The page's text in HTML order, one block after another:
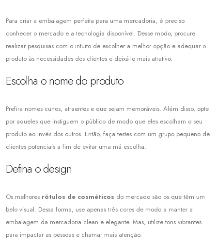
Para criar a embalagem perfeita para uma mercadoria, é preciso
conhecer o mercado e a tecnologia disponível. Desse modo, procure
realizar pesquisas com o intuito de escolher a melhor opção e adequar o
produto às necessidades dos clientes e deixá-lo mais atrativo.
Escolha o nome do produto
Prefira nomes curtos, atraentes e que sejam memoráveis. Além disso, opte
por aqueles que instiguem o público de modo que eles escolham o seu
produto ao invés dos outros. Então, faça testes com um grupo pequeno de
clientes potenciais a fim de evitar uma má escolha.
Defina o design
Os melhores rótulos de cosméticos do mercado são os que têm um
belo visual. Dessa forma, use apenas três cores de modo a manter a
embalagem da mercadoria clean e elegante. Mas, utilize tons vibrantes
para impactar as pessoas e chamar mais atenção.